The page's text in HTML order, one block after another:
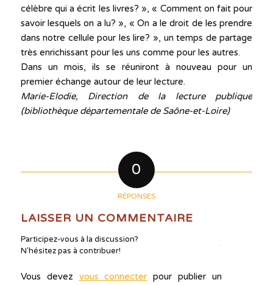
célèbre qui a écrit les livres? », « Comment on fait pour
savoir lesquels on a lu? », « On a le droit de les prendre
dans notre cellule pour les lire? », un temps de partage
très enrichissant pour les uns comme pour les autres.
Dans un mois, ils se réuniront à nouveau pour un
premier échange autour de leur lecture.
Marie-Elodie, Direction de la lecture publique
(bibliothèque départementale de Saône-et-Loire)
0
RÉPONSES
LAISSER UN COMMENTAIRE
Participez-vous à la discussion?
N'hésitez pas à contribuer!
Vous devez vous connecter pour publier un